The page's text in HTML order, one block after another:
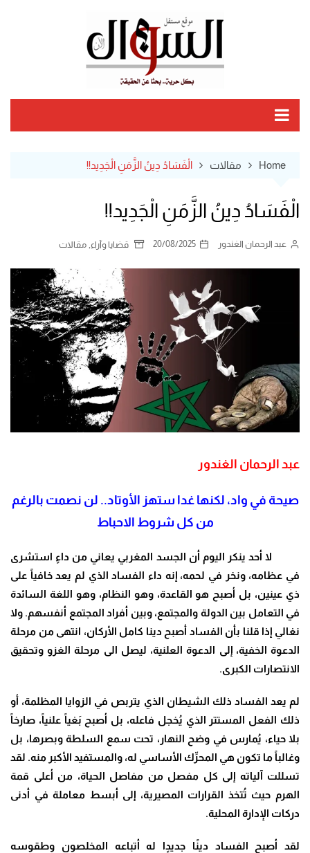
Home مقالات الْفَسَادُ دِينُ الزَّمَنِ الْجَدِيد!!
الْفَسَادُ دِينُ الزَّمَنِ الْجَدِيد!!
عبد الرحمان الغندور 20/08/2025 قضايا وآراء مقالات
عبد الرحمان الغندور
صيحة في واد، لكنها غدا ستهز الأوتاد.. لن نصمت بالرغم
من كل شروط الاحباط
لا أحد ينكر اليوم أن الجسد المغربي يعاني من داءٍ استشرى
في عظامه، ونخر في لحمه، إنه داء الفساد الذي لم يعد خافياً على
ذي عينين، بل أصبح هو القاعدة، وهو النظام، وهو اللغة السائدة
في التعامل بين الدولة والمجتمع، وبين أفراد المجتمع أنفسهم. ولا
نغالي إذا قلنا بأن الفساد أصبح دينا كامل الأركان، انتهى من مرحلة
الدعوة الخفية، إلى الدعوة العلنية، ليصل الى مرحلة الغزو وتحقيق
الانتصارات الكبرى.
لم يعد الفساد ذلك الشيطان الذي يتربص في الزوايا المظلمة، أو
ذلك الفعل المستتر الذي يُخجل فاعله، بل أصبح بَغياً علنياً، صارخاً
بلا حياء، يُمارس في وضح النهار، تحت سمع السلطة وبصرها، بل
وغالباً ما تكون هي المحرِّك الأساسي له، والمستفيد الأكبر منه. لقد
تسللت آلياته إلى كل مفصل من مفاصل الحياة، من أعلى قمة
الهرم حيث تُتخذ القرارات المصيرية، إلى أبسط معاملة في أدنى
دركات الإدارة المحلية.
لقد أصبح الفساد دينًا جديدٍا له أتباعه المخلصون وطقوسه